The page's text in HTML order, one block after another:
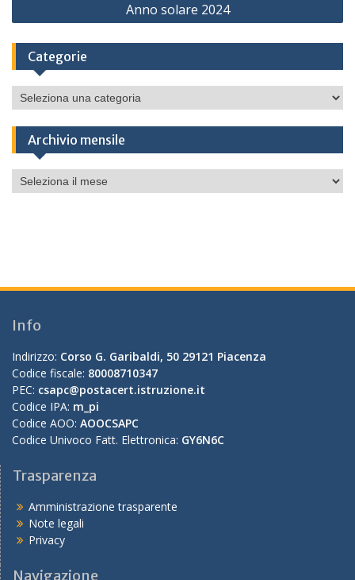
Anno solare 2024
Categorie
Categorie
Archivio mensile
Archivio
mensile
Info
Indirizzo: Corso G. Garibaldi, 50 29121 Piacenza
Codice fiscale: 80008710347
PEC: csapc@postacert.istruzione.it
Codice IPA: m_pi
Codice AOO: AOOCSAPC
Codice Univoco Fatt. Elettronica: GY6N6C
Trasparenza
Amministrazione trasparente
Note legali
Privacy
Navigazione